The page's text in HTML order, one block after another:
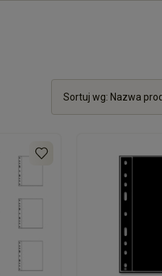
błękitny
Sortuj wg: Nazwa